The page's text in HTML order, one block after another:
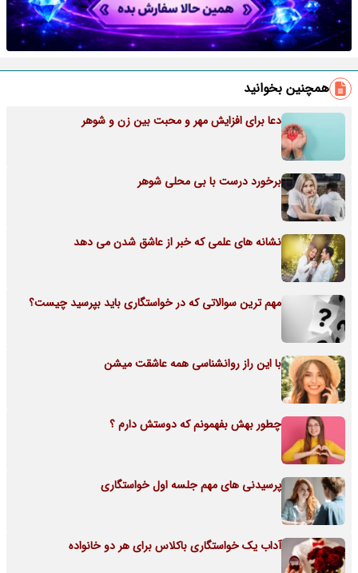
همچنین بخوانید
دعا برای افزایش مهر و محبت بین زن و شوهر
برخورد درست با بی محلی شوهر
نشانه های علمی که خبر از عاشق شدن می دهد
مهم ترین سوالاتی که در خواستگاری باید بپرسید چیست؟
با این راز روانشناسی همه عاشقت میشن
چطور بهش بفهمونم که دوستش دارم ؟
پرسیدنی های مهم جلسه اول خواستگاری
آداب یک خواستگاری باکلاس برای هر دو خانواده